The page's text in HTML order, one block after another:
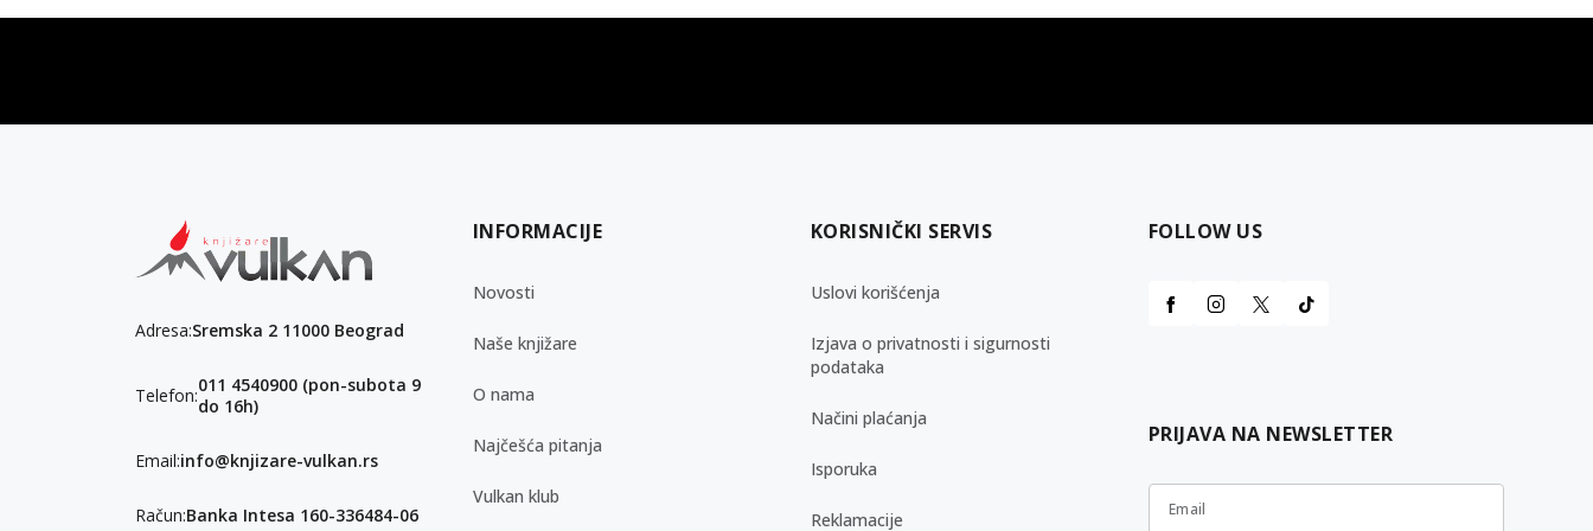
Adresa:Sremska 2 11000 Beograd
Telefon:011 4540900 (pon-subota 9
do 16h)
Email:info@knjizare-vulkan.rs
Račun:Banka Intesa 160-336484-06
INFORMACIJE
Novosti
Naše knjižare
O nama
Najčešća pitanja
Vulkan klub
KORISNIČKI SERVIS
Uslovi korišćenja
Izjava o privatnosti i sigurnosti
podataka
Načini plaćanja
Isporuka
Reklamacije
FOLLOW US
PRIJAVA NA NEWSLETTER
Email